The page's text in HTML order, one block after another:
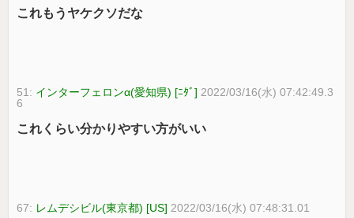
これもうヤケクソだな
51: インターフェロンα(愛知県) [ﾆﾀﾞ] 2022/03/16(水) 07:42:49.3
6
これくらい分かりやすい方がいい
67: レムデシビル(東京都) [US] 2022/03/16(水) 07:48:31.01